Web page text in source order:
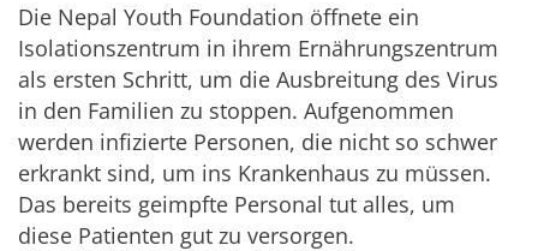
Die Nepal Youth Foundation öffnete ein
Isolationszentrum in ihrem Ernährungszentrum
als ersten Schritt, um die Ausbreitung des Virus
in den Familien zu stoppen. Aufgenommen
werden infizierte Personen, die nicht so schwer
erkrankt sind, um ins Krankenhaus zu müssen.
Das bereits geimpfte Personal tut alles, um
diese Patienten gut zu versorgen.